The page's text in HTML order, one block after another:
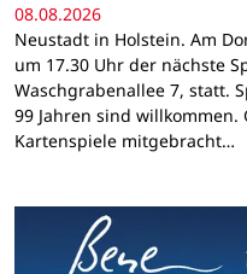
08.08.2026
Neustadt in Holstein. Am
um 17.30 Uhr der nächste
Waschgrabenallee 7, statt.
99 Jahren sind
Kartenspiele mitgebracht…